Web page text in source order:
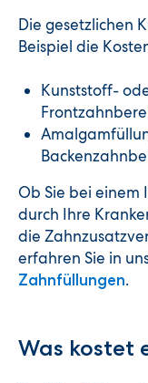
Die gesetzlichen
Beispiel die
Kunststoff-
Ob Sie bei
durch Ihre
die
erfahren Sie in
Zahnfüllungen.
Was kostet